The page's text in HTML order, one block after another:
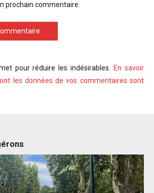
prochain commentaire.
pour réduire les indésirables.En savoir
les données de vos commentaires sont